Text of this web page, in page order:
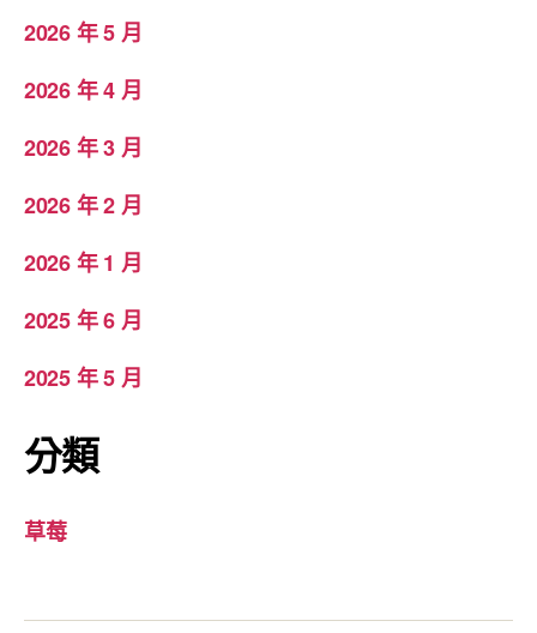
2026 年 5 月
2026 年 4 月
2026 年 3 月
2026 年 2 月
2026 年 1 月
2025 年 6 月
2025 年 5 月
分類
草莓